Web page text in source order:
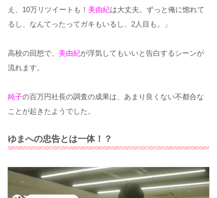
え、10万リツイートも！ 美由紀は大丈夫。ずっと俺に惚れて
るし、なんてったってガキもいるし、2人目も。」
高校の回想で、 美由紀が浮気してもいいと告白するシーンが
流れます。
純子の百万円社長の調査の成果は、あまり良くない不都合な
ことが起きたようでした。
ゆまへの忠告とは一体！？